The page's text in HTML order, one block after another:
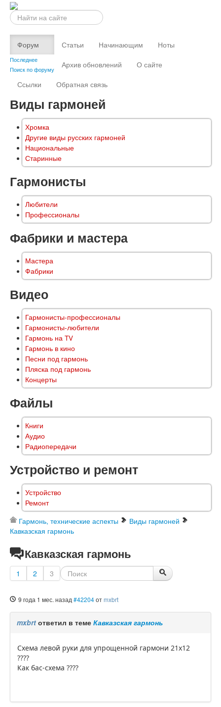
Искать...
Форум
Последнее
Поиск по форуму
Статьи Начинающим
Ноты
Архив обновлений
О сайте
Ссылки
Обратная связь
Виды гармоней
Хромка
Другие виды русских гармоней
Национальные
Старинные
Гармонисты
Любители
Профессионалы
Фабрики и мастера
Мастера
Фабрики
Видео
Гармонисты-профессионалы
Гармонисты-любители
Гармонь на TV
Гармонь в кино
Песни под гармонь
Пляска под гармонь
Концерты
Файлы
Книги
Аудио
Радиопередачи
Устройство и ремонт
Устройство
Ремонт
Гармонь, технические аспекты
Виды гармоней
Кавказская гармонь
Кавказская гармонь
1 2 3
9 года 1 мес. назад #42204отmxbrt
mxbrt ответил в теме Кавказская гармонь
Схема левой руки для упрощенной гармони 21x12
????
Как бас-схема ????